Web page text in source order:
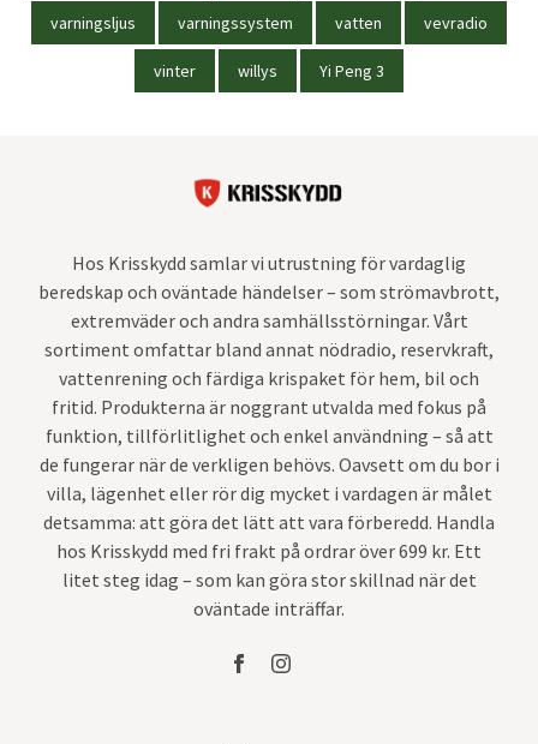
varningsljus varningssystem vatten vevradio
vinter willys Yi Peng 3
Hos Krisskydd samlar vi utrustning för vardaglig
beredskap och oväntade händelser – som strömavbrott,
extremväder och andra samhällsstörningar. Vårt
sortiment omfattar bland annat nödradio, reservkraft,
vattenrening och färdiga krispaket för hem, bil och
fritid. Produkterna är noggrant utvalda med fokus på
funktion, tillförlitlighet och enkel användning – så att
de fungerar när de verkligen behövs. Oavsett om du bor i
villa, lägenhet eller rör dig mycket i vardagen är målet
detsamma: att göra det lätt att vara förberedd. Handla
hos Krisskydd med fri frakt på ordrar över 699 kr. Ett
litet steg idag – som kan göra stor skillnad när det
oväntade inträffar.